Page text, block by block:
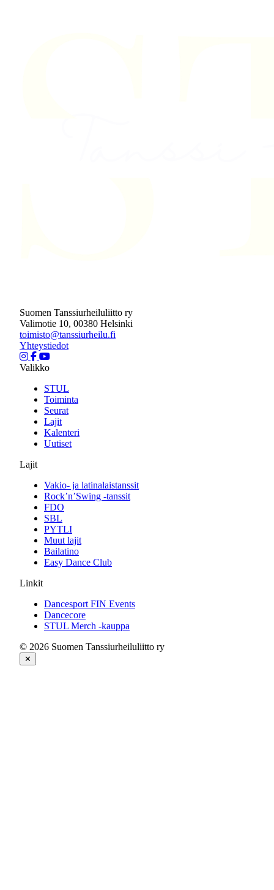
Suomen Tanssiurheiluliitto ry
Valimotie 10, 00380 Helsinki
toimisto@tanssiurheilu.fi
Yhteystiedot
Valikko
STUL
Toiminta
Seurat
Lajit
Kalenteri
Uutiset
Lajit
Vakio- ja latinalaistanssit
Rock’n’Swing -tanssit
FDO
SBL
PYTLI
Muut lajit
Bailatino
Easy Dance Club
Linkit
Dancesport FIN Events
Dancecore
STUL Merch -kauppa
© 2026 Suomen Tanssiurheiluliitto ry
✕